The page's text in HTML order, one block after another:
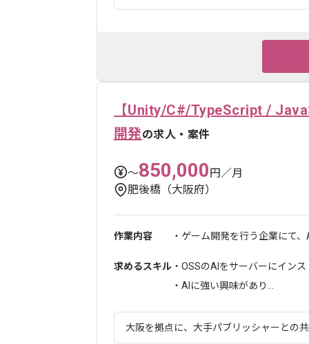
【Unity/C#/TypeScript /
開発の求人・案件
〜850,000円／月
肥後橋（大阪府）
作業内容 ・ゲーム開発を行う企業にて
求めるスキル ・OSSのAIをサーバーにイン
・AIに強い興味があり...
大阪を拠点に、大手パブリッシャーとの